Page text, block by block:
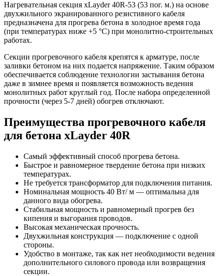
Нагревательная секция xLayder 40R-53 (53 пог. м.) на основе
двухжильного экранированного резистивного кабеля
предназначена для прогрева бетона в холодное время года
(при температурах ниже +5 °С) при монолитно-строительных
работах.
Секции прогревочного кабеля крепятся к арматуре, после
заливки бетоном на них подается напряжение. Таким образом
обеспечивается соблюдение технологии застывания бетона
даже в зимнее время и появляется возможность ведения
монолитных работ круглый год. После набора определенной
прочности (через 5-7 дней) обогрев отключают.
Преимущества прогревочного кабеля
для бетона xLayder 40R
Самый эффективный способ прогрева бетона.
Быстрое и равномерное твердение бетона при низких
температурах.
Не требуется трансформатор для подключения питания.
Номинальная мощность 40 Вт/ м — оптимальна для
данного вида обогрева.
Стабильная мощность и равномерный прогрев без
кипения и выгорания проводов.
Высокая механическая прочность.
Двухжильная конструкция — подключение с одной
стороны.
Удобство в монтаже, так как нет необходимости ведения
дополнительного силового провода или возвращения
секции.